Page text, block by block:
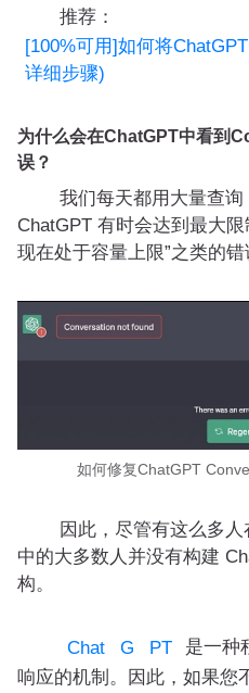
推荐：
[100%可用]如何将
详细步骤)
为什么会在ChatGPT中看到
误？
我们每天都用大量查询
ChatGPT 有时会达到最大
现在处于容量上限”之类的错
如何修复ChatGPT
因此，尽管有这么多人
中的大多数人并没有构建
构。
Chat G PT
是一种
响应的机制。因此，如果您